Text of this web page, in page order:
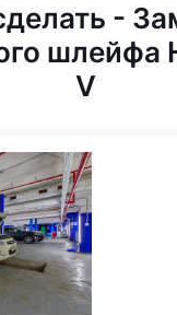
-
шлейфа
V